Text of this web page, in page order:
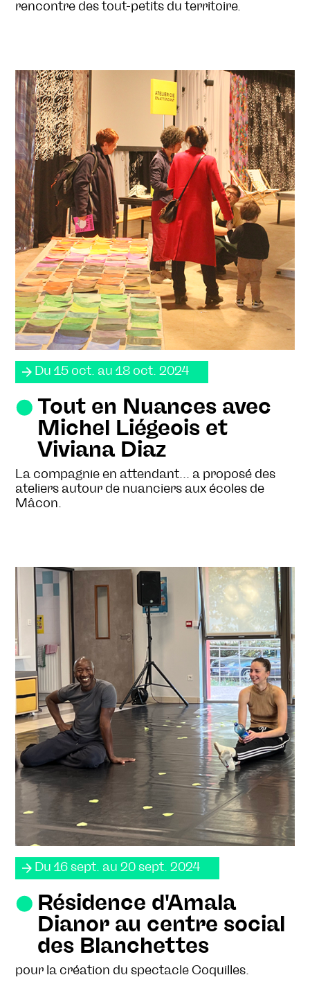
rencontre des tout-petits du territoire.
Du 15 oct. au 18 oct. 2024
Tout en Nuances avec
Michel Liégeois et
Viviana Diaz
La compagnie en attendant... a proposé des
ateliers autour de nuanciers aux écoles de
Mâcon.
Du 16 sept. au 20 sept. 2024
Résidence d'Amala
Dianor au centre social
des Blanchettes
pour la création du spectacle Coquilles.